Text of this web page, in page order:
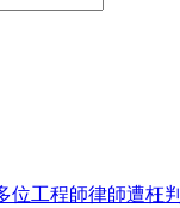
位工程師律師遭枉判